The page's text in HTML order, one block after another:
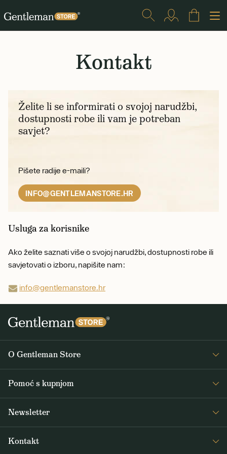
Kontakt
Želite li se informirati o svojoj narudžbi,
dostupnosti robe ili vam je potreban
savjet?
Pišete radije e-maili?
INFO@GENTLEMANSTORE.HR
Usluga za korisnike
Ako želite saznati više o svojoj narudžbi, dostupnosti robe ili
savjetovati o izboru, napišite nam:
info@gentlemanstore.hr
O Gentleman Store
Pomoć s kupnjom
Opći uvjeti poslovanja
Newsletter
novim proizvodima i posebnim ponudama
Kontakt